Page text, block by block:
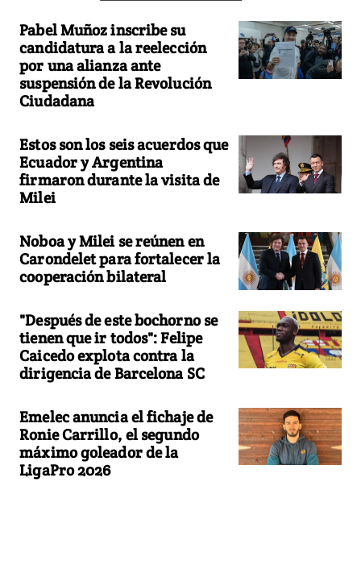
Pabel Muñoz inscribe su
candidatura a la reelección
por una alianza ante
suspensión de la Revolución
Ciudadana
Estos son los seis acuerdos que
Ecuador y Argentina
firmaron durante la visita de
Milei
Noboa y Milei se reúnen en
Carondelet para fortalecer la
cooperación bilateral
"Después de este bochorno se
tienen que ir todos": Felipe
Caicedo explota contra la
dirigencia de Barcelona SC
Emelec anuncia el fichaje de
Ronie Carrillo, el segundo
máximo goleador de la
LigaPro 2026